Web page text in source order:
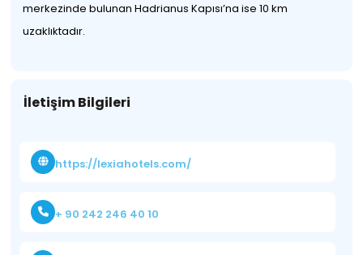
merkezinde bulunan Hadrianus Kapısı’na ise 10 km
uzaklıktadır.
İletişim Bilgileri
https://lexiahotels.com/
+ 90 242 246 40 10